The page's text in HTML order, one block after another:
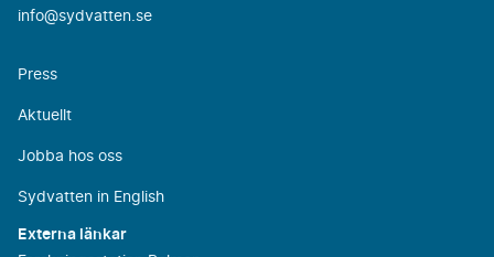
info@sydvatten.se
Press
Aktuellt
Jobba hos oss
Sydvatten in English
Externa länkar